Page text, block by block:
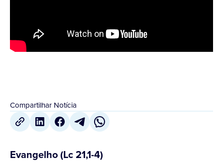
Compartilhar Notícia
Evangelho (Lc 21,1-4)